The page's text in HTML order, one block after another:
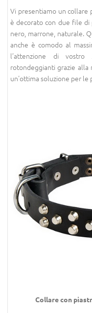
Vi presentiamo un collare
è decorato con due file di
nero, marrone, naturale.
anche è comodo al
l’attenzione di
rotondeggianti grazie alla
un'ottima soluzione per le
Collare con